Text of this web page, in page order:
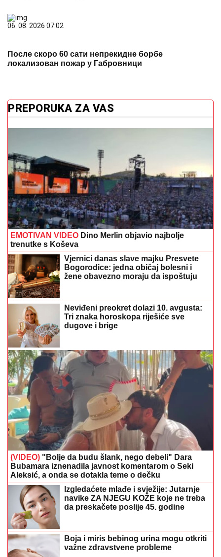
06. 08. 2026 07:02
После скоро 60 сати непрекидне борбе
локализован пожар у Габровници
PREPORUKA ZA VAS
EMOTIVAN VIDEO Dino Merlin objavio najbolje
trenutke s Koševa
Vjernici danas slave majku Presvete
Bogorodice: jedna običaj bolesni i
žene obavezno moraju da ispoštuju
Neviđeni preokret dolazi 10. avgusta:
Tri znaka horoskopa riješiće sve
dugove i brige
(VIDEO) "Bolje da budu šlank, nego debeli" Dara
Bubamara iznenadila javnost komentarom o Seki
Aleksić, a onda se dotakla teme o dečku
Izgledaćete mlađe i svježije: Jutarnje
navike ZA NJEGU KOŽE koje ne treba
da preskačete poslije 45. godine
Boja i miris bebinog urina mogu otkriti
važne zdravstvene probleme